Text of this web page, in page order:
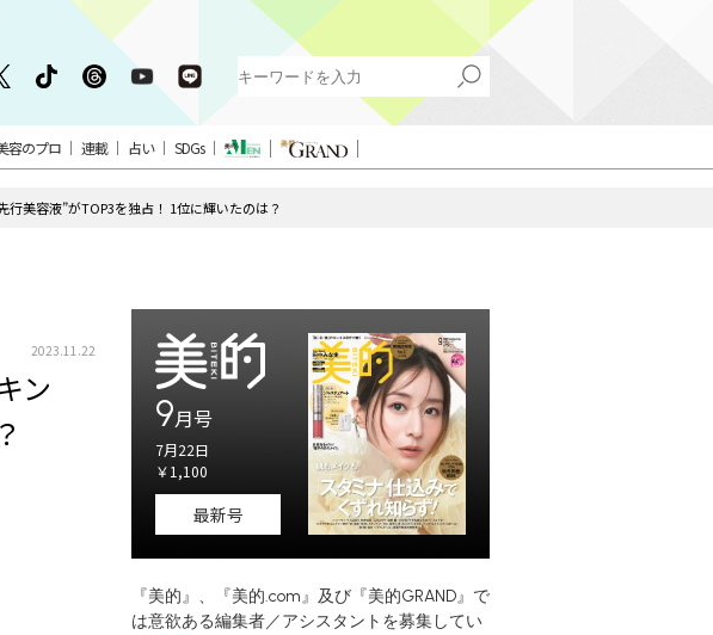
容のプロ 連載 占い SDGs
美容液”がTOP3を独占！ 1位に輝いたのは？
2023.11.22
ン
9月号
7月22日
￥1,100
最新号
『美的』、『美的.com』及び『美的GRAND』で
は意欲ある編集者／アシスタントを募集してい